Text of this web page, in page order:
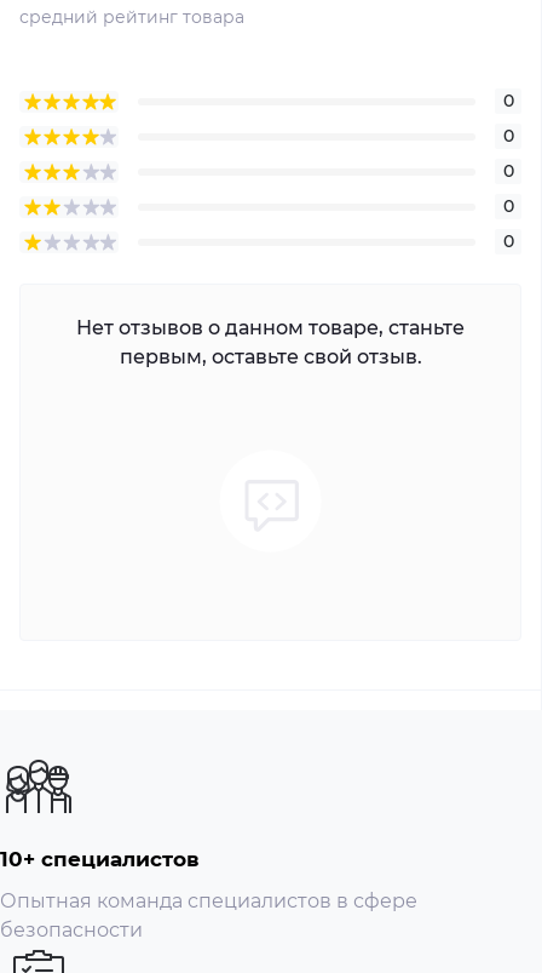
средний рейтинг товара
0
0
0
0
0
Нет отзывов о данном товаре, станьте
первым, оставьте свой отзыв.
10+ специалистов
Опытная команда специалистов в сфере
безопасности